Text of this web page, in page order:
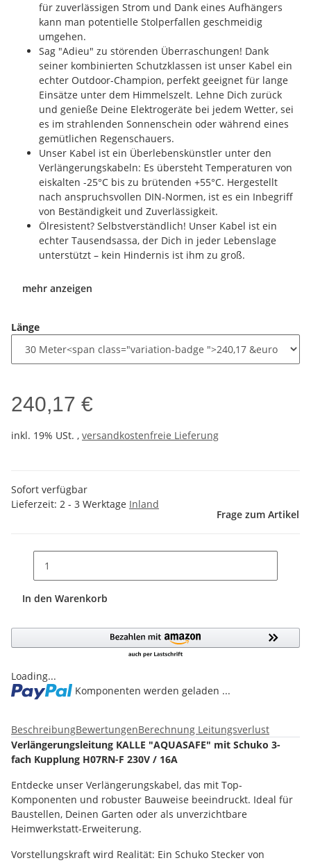
für zuverlässigen Strom und Dank eines Aufhängers
kann man potentielle Stolperfallen geschmeidig
umgehen.
Sag "Adieu" zu störenden Überraschungen! Dank
seiner kombinierten Schutzklassen ist unser Kabel ein
echter Outdoor-Champion, perfekt geeignet für lange
Einsätze unter dem Himmelszelt. Lehne Dich zurück
und genieße Deine Elektrogeräte bei jedem Wetter, sei
es im strahlenden Sonnenschein oder während eines
gemütlichen Regenschauers.
Unser Kabel ist ein Überlebenskünstler unter den
Verlängerungskabeln: Es übersteht Temperaturen von
eiskalten -25°C bis zu brütenden +55°C. Hergestellt
nach anspruchsvollen DIN-Normen, ist es ein Inbegriff
von Beständigkeit und Zuverlässigkeit.
Ölresistent? Selbstverständlich! Unser Kabel ist ein
echter Tausendsassa, der Dich in jeder Lebenslage
unterstützt – kein Hindernis ist ihm zu groß.
mehr anzeigen
Länge
240,17 €
inkl. 19% USt. , versandkostenfreie Lieferung
Sofort verfügbar
Lieferzeit: 2 - 3 Werktage Inland
Frage zum Artikel
In den Warenkorb
Loading...
Komponenten werden geladen ...
BeschreibungBewertungenBerechnung Leitungsverlust
Verlängerungsleitung KALLE "AQUASAFE" mit Schuko 3-
fach Kupplung H07RN-F 230V / 16A
Entdecke unser Verlängerungskabel, das mit Top-
Komponenten und robuster Bauweise beeindruckt. Ideal für
Baustellen, Deinen Garten oder als unverzichtbare
Heimwerkstatt-Erweiterung.
Vorstellungskraft wird Realität: Ein Schuko Stecker von